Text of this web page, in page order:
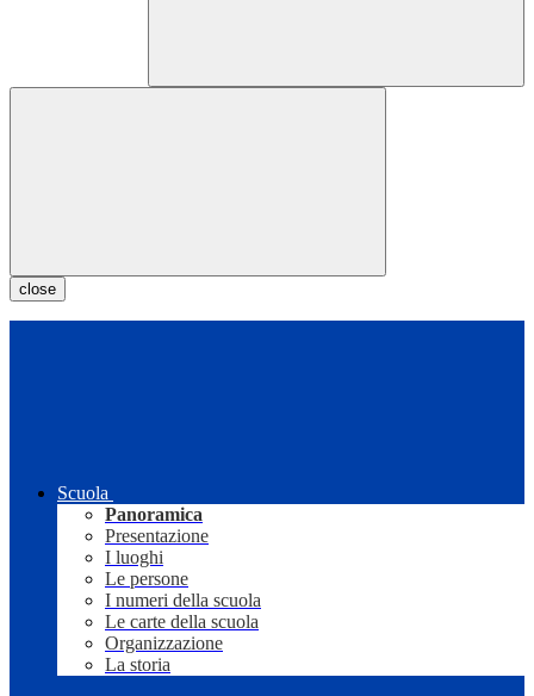
close
Scuola
Panoramica
Presentazione
I luoghi
Le persone
I numeri della scuola
Le carte della scuola
Organizzazione
La storia